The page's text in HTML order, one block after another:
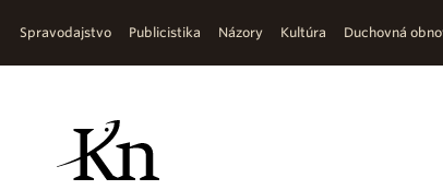
Spravodajstvo Publicistika Názory Kultúra Duchovná